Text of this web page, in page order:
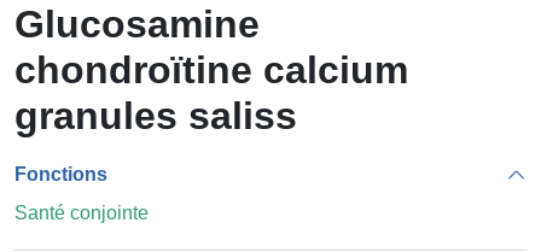
Glucosamine
chondroïtine calcium
granules saliss
Fonctions
Santé conjointe